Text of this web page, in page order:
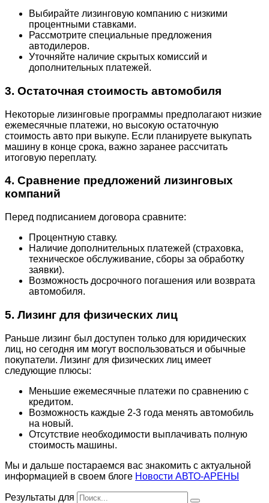
Выбирайте лизинговую компанию с низкими
процентными ставками.
Рассмотрите специальные предложения
автодилеров.
Уточняйте наличие скрытых комиссий и
дополнительных платежей.
3. Остаточная стоимость автомобиля
Некоторые лизинговые программы предполагают низкие
ежемесячные платежи, но высокую остаточную
стоимость авто при выкупе. Если планируете выкупать
машину в конце срока, важно заранее рассчитать
итоговую переплату.
4. Сравнение предложений лизинговых
компаний
Перед подписанием договора сравните:
Процентную ставку.
Наличие дополнительных платежей (страховка,
техническое обслуживание, сборы за обработку
заявки).
Возможность досрочного погашения или возврата
автомобиля.
5. Лизинг для физических лиц
Раньше лизинг был доступен только для юридических
лиц, но сегодня им могут воспользоваться и обычные
покупатели. Лизинг для физических лиц имеет
следующие плюсы:
Меньшие ежемесячные платежи по сравнению с
кредитом.
Возможность каждые 2-3 года менять автомобиль
на новый.
Отсутствие необходимости выплачивать полную
стоимость машины.
Мы и дальше постараемся вас знакомить с актуальной
информацией в своем блоге Новости АВТО-АРЕНЫ
Результаты для